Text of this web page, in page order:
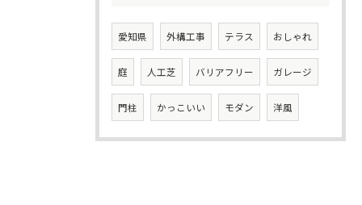
愛知県 外構工事 テラス おしゃれ
庭 人工芝 バリアフリー ガレージ
門柱 かっこいい モダン 洋風